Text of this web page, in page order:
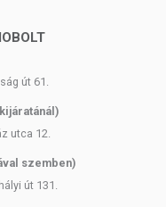
út 61.
utca 12.
szemben)
út 131.